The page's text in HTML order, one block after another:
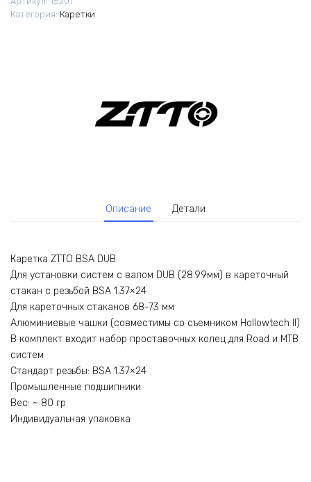
Категория: Каретки
Описание Детали
Каретка ZTTO BSA DUB
Для установки систем c валом DUB (28.99мм) в кареточный
стакан с резьбой BSA 1.37×24
Для кареточных стаканов 68-73 мм
Алюминиевые чашки (совместимы со съемником Hollowtech II)
В комплект входит набор проставочных колец для Road и MTB
систем
Стандарт резьбы: BSA 1.37×24
Промышленные подшипники
Вес: ~ 80 гр
Индивидуальная упаковка